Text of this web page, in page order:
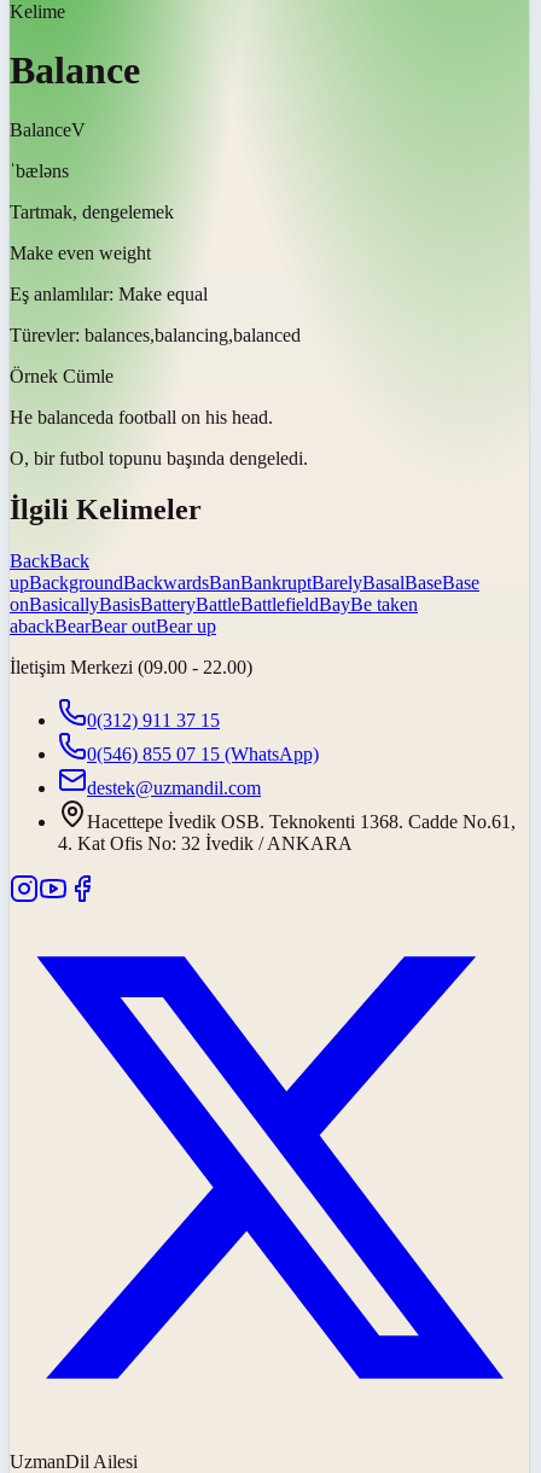
Kelime
Balance
BalanceV
ˈbæləns
Tartmak, dengelemek
Make even weight
Eş anlamlılar: Make equal
Türevler: balances,balancing,balanced
Örnek Cümle
He balanceda football on his head.
O, bir futbol topunu başında dengeledi.
İlgili Kelimeler
BackBack
upBackgroundBackwardsBanBankruptBarelyBasalBaseBase
onBasicallyBasisBatteryBattleBattlefieldBayBe taken
abackBearBear outBear up
İletişim Merkezi (09.00 - 22.00)
0(312) 911 37 15
0(546) 855 07 15 (WhatsApp)
destek@uzmandil.com
Hacettepe İvedik OSB. Teknokenti 1368. Cadde No.61,
4. Kat Ofis No: 32 İvedik / ANKARA
UzmanDil Ailesi